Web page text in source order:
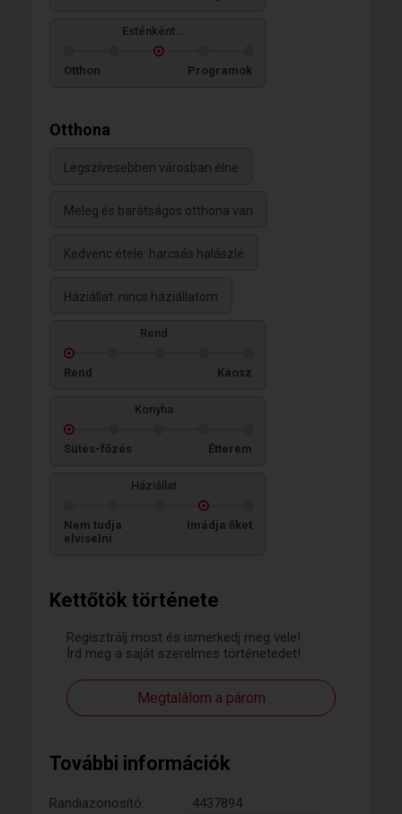
Kettőtök története
Regisztrálj most és ismerkedj meg vele!
Írd meg a saját szerelmes történetedet!
Megtalálom a párom
További információk
Randiazonosító:
4437894
Esténként...
Otthon Programok
Otthona
Legszívesebben városban élne
Meleg és barátságos otthona van
Kedvenc étele: harcsás halászlé
Háziállat: nincs háziállatom
Rend
Rend Káosz
Konyha
Sütés-főzés Étterem
Háziállat
Nem tudja
elviselni
Imádja őket